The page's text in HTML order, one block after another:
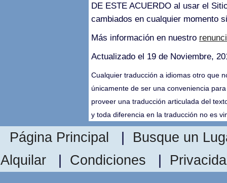
DE ESTE ACUERDO al usar el
cambiados en cualquier momento
Más información en nuestro
Actualizado el 19 de Noviembre,
Cualquier traducción a idiomas otro que
únicamente de ser una conveniencia
proveer una traducción articulada del
y toda diferencia en la traducción no es
Página Principal
Busque un
Alquilar
Condiciones